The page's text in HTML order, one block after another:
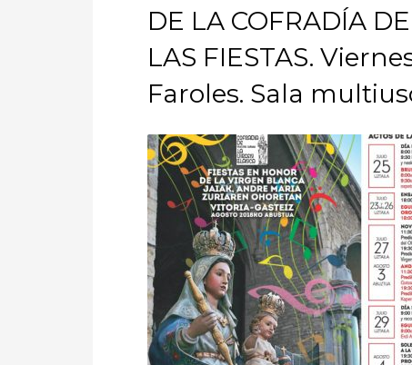
DE LA COFRADÍA
LAS FIESTAS.
Faroles. Sala